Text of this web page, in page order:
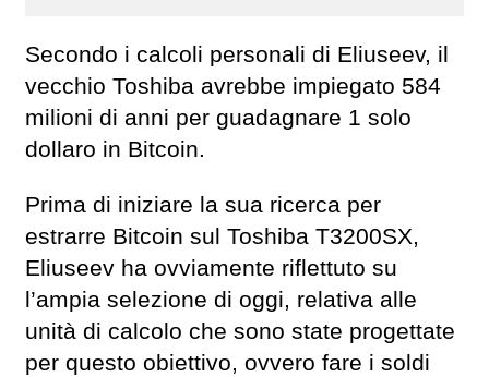
Secondo i calcoli personali di Eliuseev, il
vecchio Toshiba avrebbe impiegato 584
milioni di anni per guadagnare 1 solo
dollaro in Bitcoin.
Prima di iniziare la sua ricerca per
estrarre Bitcoin sul Toshiba T3200SX,
Eliuseev ha ovviamente riflettuto su
l’ampia selezione di oggi, relativa alle
unità di calcolo che sono state progettate
per questo obiettivo, ovvero fare i soldi